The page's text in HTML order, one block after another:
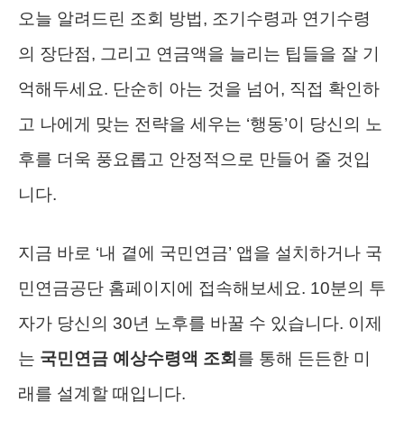
오늘 알려드린 조회 방법, 조기수령과 연기수령
의 장단점, 그리고 연금액을 늘리는 팁들을 잘 기
억해두세요. 단순히 아는 것을 넘어, 직접 확인하
고 나에게 맞는 전략을 세우는 ‘행동’이 당신의 노
후를 더욱 풍요롭고 안정적으로 만들어 줄 것입
니다.
지금 바로 ‘내 곁에 국민연금’ 앱을 설치하거나 국
민연금공단 홈페이지에 접속해보세요. 10분의 투
자가 당신의 30년 노후를 바꿀 수 있습니다. 이제
는 국민연금 예상수령액 조회 를 통해 든든한 미
래를 설계할 때입니다.